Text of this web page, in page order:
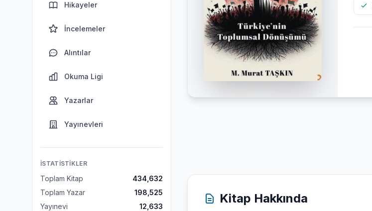
Hikayeler
İncelemeler
Alıntılar
Okuma Ligi
Yazarlar
Yayınevleri
İSTATISTIKLER
Toplam Kitap
434,632
Toplam Yazar
198,525
Yayınevi
12,633
Kitap Hakkında